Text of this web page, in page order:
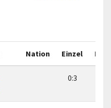
Nation Einzel
0:3